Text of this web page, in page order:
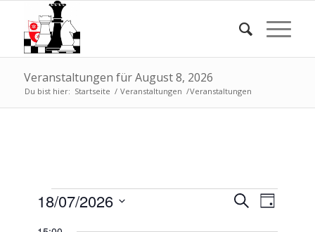
Veranstaltungen für August 8, 2026
Du bist hier: Startseite / Veranstaltungen /Veranstaltungen
Veranstaltungen
SucheTag
18/07/2026